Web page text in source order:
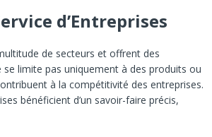
d’Entreprises
de secteurs et offrent des
limite pas uniquement à des produits ou
à la compétitivité des entreprises.
bénéficient d’un savoir-faire précis,